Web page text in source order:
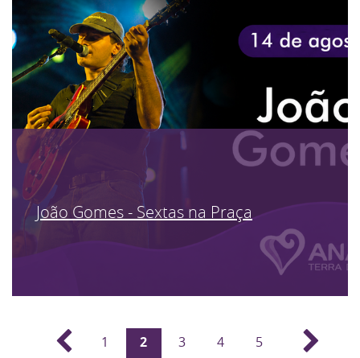
João Gomes - Sextas na Praça
1 2 3 4 5